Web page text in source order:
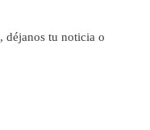
, déjanos tu noticia o